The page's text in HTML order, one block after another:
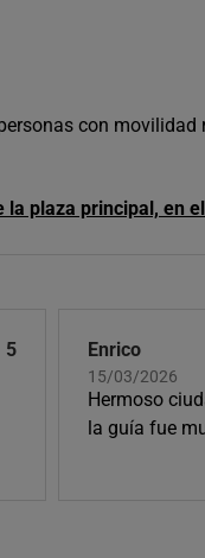
con movilidad
la plaza principal, en
5 Enrico
15/03/2026
Hermoso
la guía fue